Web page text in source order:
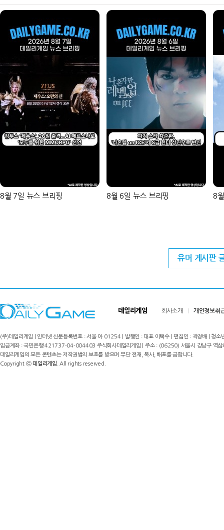
8월 7일 뉴스 브리핑 8월 6일 뉴스 브리핑 8
유머 게시판
데일리게임 회사소개 개인정보취
(주)데일리게임 | 인터넷 신문등록번호 : 서울 아 01254 | 발행인 : 대표 이택수 | 편집인 : 곽경배 |
입금계좌 : 국민은행 421737-04-004403 주식회사데일리게임 | 주소 : (06250) 서울시 강남구
데일리게임의 모든 콘텐츠는 저작권법의 보호를 받으며 무단 전재, 복사, 배포를 금합니다.
Copyright ⓒ데일리게임 . All rights reserved.